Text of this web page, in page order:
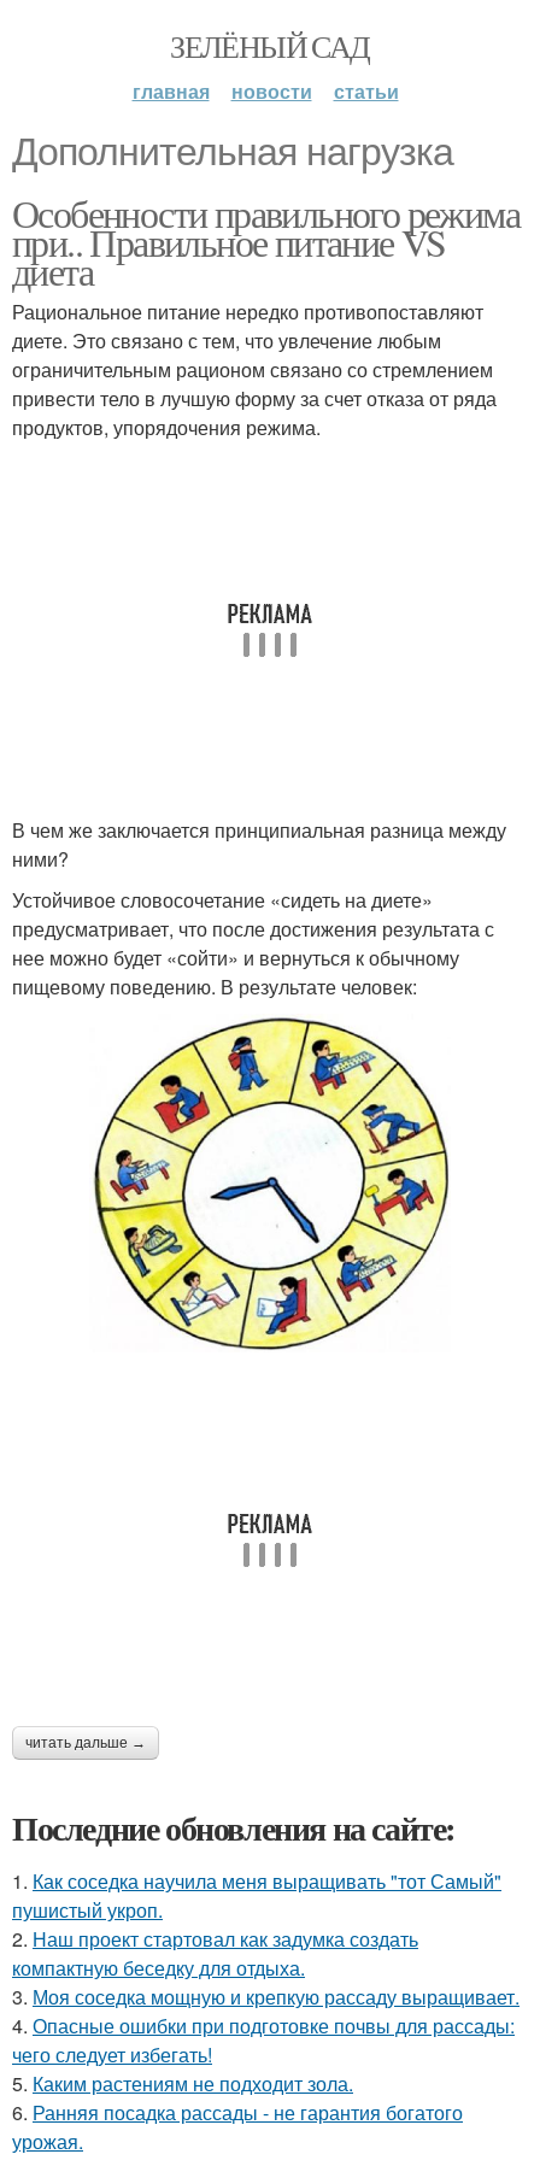
ЗЕЛЁНЫЙ САД
главная новости статьи
Дополнительная нагрузка
Особенности правильного режима
при.. Правильное питание VS
диета
Рациональное питание нередко противопоставляют
диете. Это связано с тем, что увлечение любым
ограничительным рационом связано со стремлением
привести тело в лучшую форму за счет отказа от ряда
продуктов, упорядочения режима.
В чем же заключается принципиальная разница между
ними?
Устойчивое словосочетание «сидеть на диете»
предусматривает, что после достижения результата с
нее можно будет «сойти» и вернуться к обычному
пищевому поведению. В результате человек:
читать дальше →
Последние обновления на сайте:
1. Как соседка научила меня выращивать "тот Самый"
пушистый укроп.
2. Наш проект стартовал как задумка создать
компактную беседку для отдыха.
3. Моя соседка мощную и крепкую рассаду выращивает.
4. Опасные ошибки при подготовке почвы для рассады:
чего следует избегать!
5. Каким растениям не подходит зола.
6. Ранняя посадка рассады - не гарантия богатого
урожая.